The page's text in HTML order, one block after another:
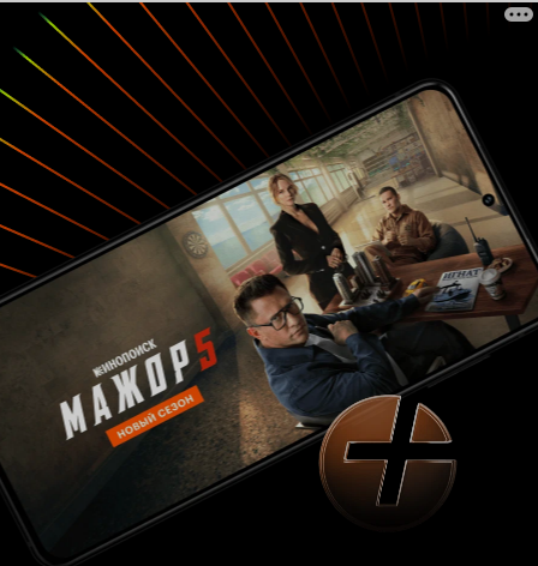
горяч, ревнив, порывист. Но то, что в тот
момент была задета честь его жены, тенью
ложилась лично на него как человека, мужа и
поэта, и потому не могла быть им незамечена.
Гордость, честь, достоинство – все то, что
составляло понятие дворянской репутации,
были неимоверно уязвлены гадкими
пасквилями – дипломом ордена рогоносцев.
Докучания Дантеса, его нахальное и
демонстративное позерство и подначки – все
это дало свой горький результат, и Пушкин
посылает второй вызов… «Экое
несоответствие таланта и жизненных правил» -
говорит оПушкине Вяземский. Да, он таков –
живет как дышит, ибо талант его требует жизни
живой и впечатлительной. «Бес арабский, нет
на него угомону» - улыбается Жуковский,
верный друг и заступник, чистая душа его
болит за Пушкина, кажется, больше многих
других. …Но все решено. И замерзшая Черная
речка ждет своих гостей. Десять шагов в
России – это вам не тридцать во Франции.
Страшные правила, страшный ответ за
страшное оскорбление. В случае промаха – все
сначала... «Что, Никита, грустно тебе меня
нести?»… Грустно. И под окнами жгут костры,